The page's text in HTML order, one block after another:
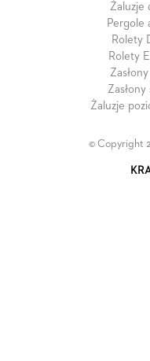
Żaluzje
Pergole
Rolety
Rolety
Żaluzje
© Copyright